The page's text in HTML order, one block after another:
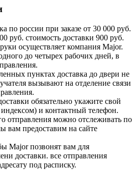
по россии при заказе от 30 000 руб.
руб. стоимость доставки 900 руб.
осуществляет компания Major.
до четырех рабочих дней, в
пунктах доставка до двери не
вызывают на отделение связи
обязательно укажите свой
и контактный телефон.
отправления можно отслеживать по
вам предоставим на сайте
Major позвонят вам для
доставки. все отправления
под расписку.